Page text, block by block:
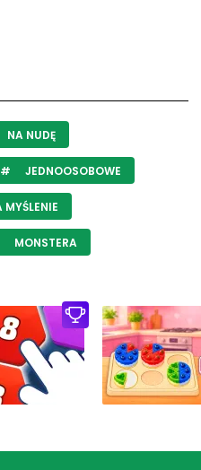
NA NUDĘ
JEDNOOSOBOWE
MYŚLENIE
MONSTERA